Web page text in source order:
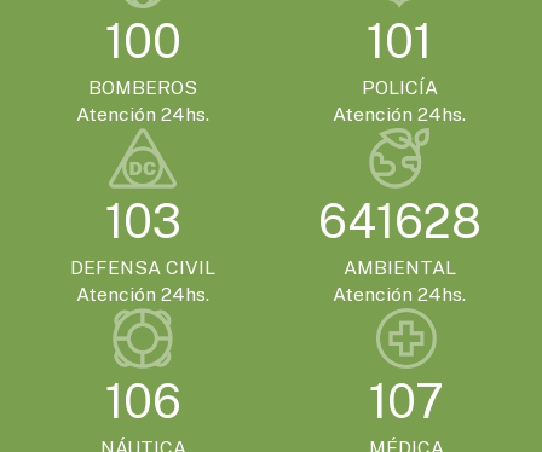
100
BOMBEROS
Atención 24hs.
101
POLICÍA
Atención 24hs.
103
DEFENSA CIVIL
Atención 24hs.
641628
AMBIENTAL
Atención 24hs.
106
NÁUTICA
107
MÉDICA